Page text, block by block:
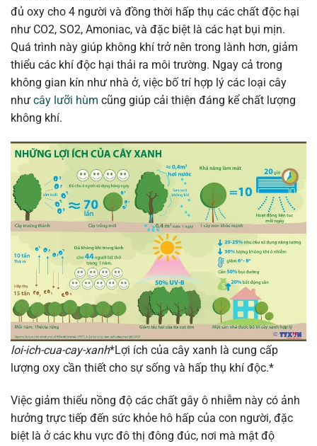
đủ oxy cho 4 người và đồng thời hấp thụ các chất độc hại
như CO2, SO2, Amoniac, và đặc biệt là các hạt bụi mịn.
Quá trình này giúp không khí trở nên trong lành hơn, giảm
thiểu các khí độc hại thải ra môi trường. Ngay cả trong
không gian kín như nhà ở, việc bố trí hợp lý các loại cây
như cây lưỡi hùm cũng giúp cải thiện đáng kể chất lượng
không khí.
loi-ich-cua-cay-xanh*Lợi ích của cây xanh là cung cấp
lượng oxy cần thiết cho sự sống và hấp thụ khí độc.*
Việc giảm thiểu nồng độ các chất gây ô nhiễm này có ảnh
hưởng trực tiếp đến sức khỏe hô hấp của con người, đặc
biệt là ở các khu vực đô thị đông đúc, nơi mà mật độ